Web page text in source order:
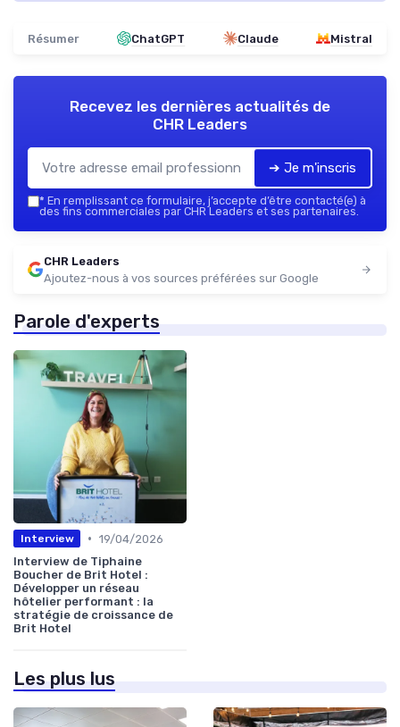
Résumer ChatGPT Claude Mistral
Recevez les dernières actualités de
CHR Leaders
➔ Je m'inscris
* En remplissant ce formulaire, j’accepte d’être contacté(e) à
des fins commerciales par CHR Leaders et ses partenaires.
CHR Leaders
Ajoutez-nous à vos sources préférées sur Google
Parole d'experts
Interview • 19/04/2026
Interview de Tiphaine
Boucher de Brit Hotel :
Développer un réseau
hôtelier performant : la
stratégie de croissance de
Brit Hotel
Les plus lus